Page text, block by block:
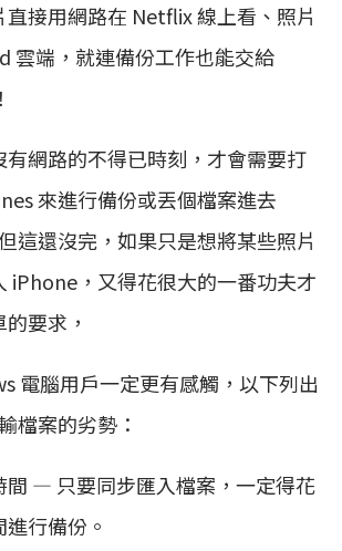
直接用網路在 Netflix 線上看、照片
雲端，就連備份工作也能交給
網路的不得已時刻，才會需要打
來進行備份或丟個檔案進去
這還沒完，如果只是想將某些照片
iPhone，又得花很大的一番功夫才
要求，
電腦用戶一定更有感觸，以下列出
檔案的劣勢：
間 — 只要同步匯入檔案，一定得花
行備份。